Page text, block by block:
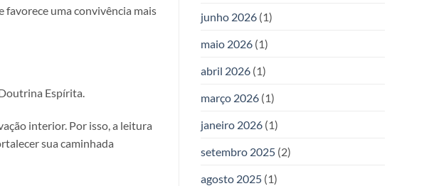
favorece uma convivência mais
Espírita.
interior. Por isso, a leitura
sua caminhada
junho 2026 (1)
maio 2026 (1)
abril 2026 (1)
março 2026 (1)
janeiro 2026 (1)
setembro 2025 (2)
agosto 2025 (1)